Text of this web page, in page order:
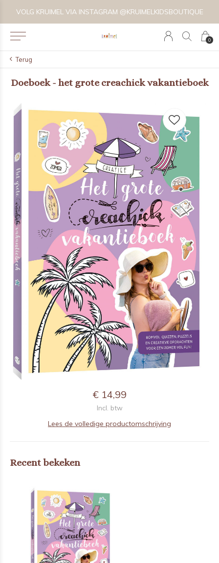
0
VOLG KRUIMEL VIA INSTAGRAM @KRUIMELKIDSBOUTIQUE
Terug
Doeboek - het grote creachick vakantieboek
€ 14,99
Incl. btw
Lees de volledige productomschrijving
Recent bekeken